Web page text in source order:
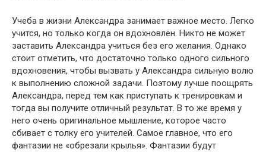
Учеба в жизни Александра занимает важное место. Легко
учится, но только когда он вдохновлён. Никто не может
заставить Александра учиться без его желания. Однако
стоит отметить, что достаточно только одного сильного
вдохновения, чтобы вызвать у Александра сильную волю
к выполнению сложной задачи. Поэтому лучше поощрять
Александра, перед тем как приступать к тренировкам и
тогда вы получите отличный результат. В то же время у
него очень оригинальное мышление, которое часто
сбивает с толку его учителей. Самое главное, что его
фантазии не «обрезали крылья». Фантазии будут